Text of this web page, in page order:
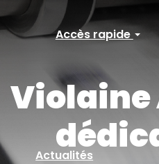
Accès
rapide
Accès rapide
Violaine
Actualités